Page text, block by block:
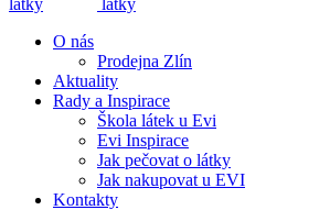
O nás
Prodejna Zlín
Aktuality
Rady a Inspirace
Škola látek u Evi
Evi Inspirace
Jak pečovat o látky
Jak nakupovat u EVI
Kontakty